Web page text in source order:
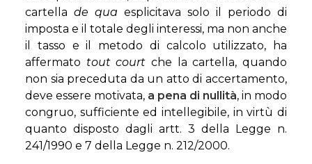
cartella de qua esplicitava solo il periodo di
imposta e il totale degli interessi, ma non anche
il tasso e il metodo di calcolo utilizzato, ha
affermato tout court che la cartella, quando
non sia preceduta da un atto di accertamento,
deve essere motivata, a pena di nullità, in modo
congruo, sufficiente ed intellegibile, in virtù di
quanto disposto dagli artt. 3 della Legge n.
241/1990 e 7 della Legge n. 212/2000.